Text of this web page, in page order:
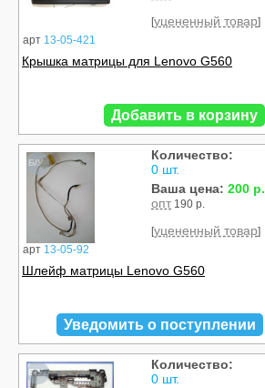
арт 13-05-421
[уцененный товар]
Крышка матрицы для Lenovo G560
Добавить в корзину
Б/У
арт 13-05-92
Количество:
0 шт.
Ваша цена: 200 р.
опт 190 р.
[уцененный товар]
Шлейф матрицы Lenovo G560
Уведомить о поступлении
Б/У
Количество:
0 шт.